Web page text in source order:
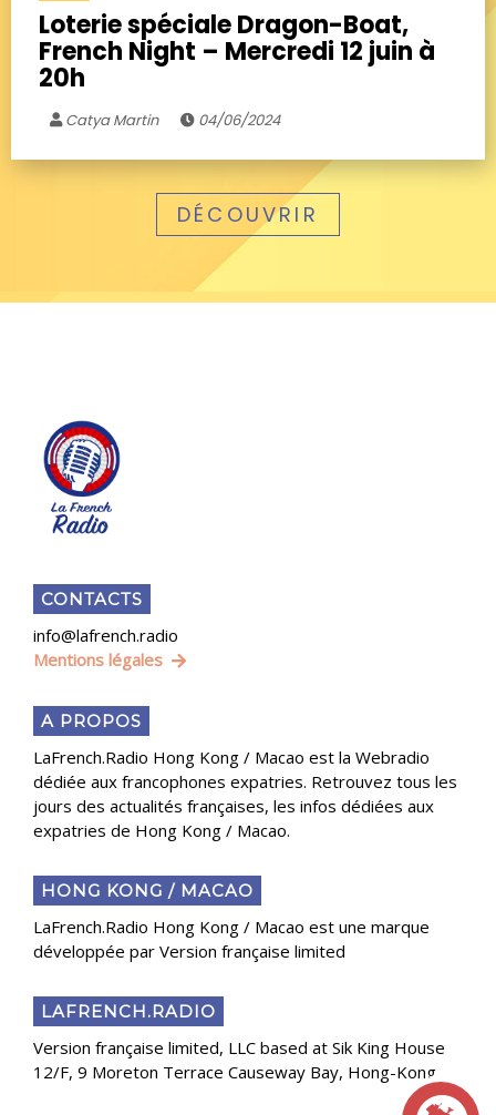
Loterie spéciale Dragon-Boat,
French Night – Mercredi 12 juin à
20h
Catya Martin 04/06/2024
DÉCOUVRIR
CONTACTS
info@lafrench.radio
Mentions légales
A PROPOS
LaFrench.Radio Hong Kong / Macao est la Webradio
dédiée aux francophones expatries. Retrouvez tous les
jours des actualités françaises, les infos dédiées aux
expatries de Hong Kong / Macao.
HONG KONG / MACAO
LaFrench.Radio Hong Kong / Macao est une marque
développée par Version française limited
LAFRENCH.RADIO
Version française limited, LLC based at Sik King House
12/F, 9 Moreton Terrace Causeway Bay, Hong-Kong